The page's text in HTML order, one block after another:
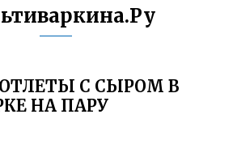
С СЫРОМ В
НА ПАРУ